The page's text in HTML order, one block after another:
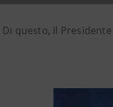
Di questo, il